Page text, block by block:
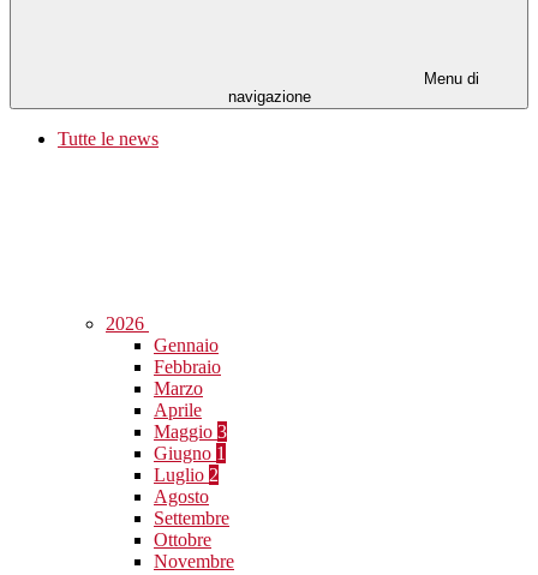
Menu di
navigazione
Tutte le news
2026
Gennaio
Febbraio
Marzo
Aprile
Maggio 3
Giugno 1
Luglio 2
Agosto
Settembre
Ottobre
Novembre